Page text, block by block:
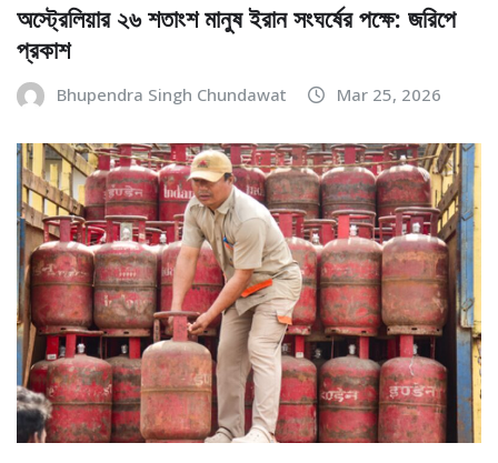
অস্ট্রেলিয়ার ২৬ শতাংশ মানুষ ইরান সংঘর্ষের পক্ষে: জরিপে
প্রকাশ
Bhupendra Singh Chundawat Mar 25, 2026